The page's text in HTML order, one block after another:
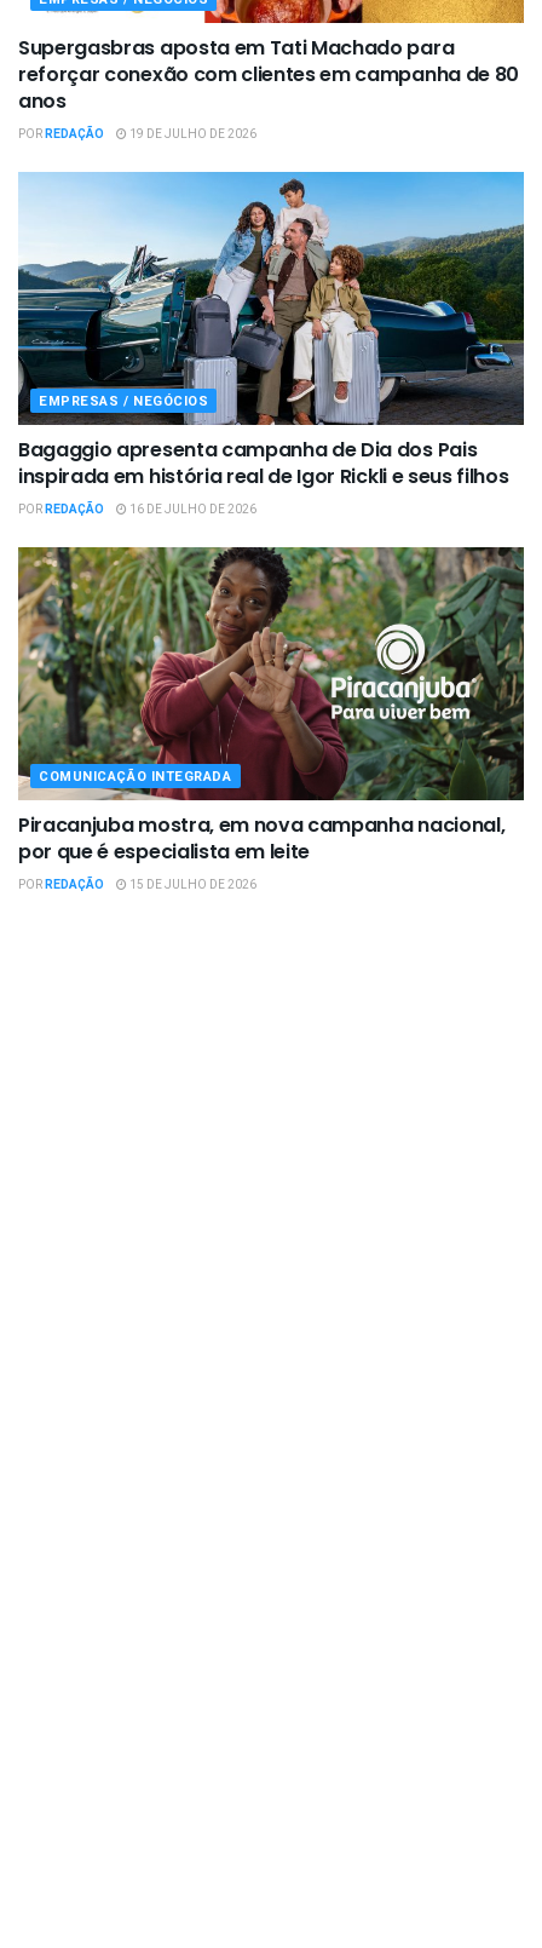
Supergasbras aposta em Tati Machado para
reforçar conexão com clientes em campanha de 80
anos
PORREDAÇÃO 19 DE JULHO DE 2026
EMPRESAS / NEGÓCIOS
Bagaggio apresenta campanha de Dia dos Pais
inspirada em história real de Igor Rickli e seus filhos
PORREDAÇÃO 16 DE JULHO DE 2026
COMUNICAÇÃO INTEGRADA
Piracanjuba mostra, em nova campanha nacional,
por que é especialista em leite
PORREDAÇÃO 15 DE JULHO DE 2026